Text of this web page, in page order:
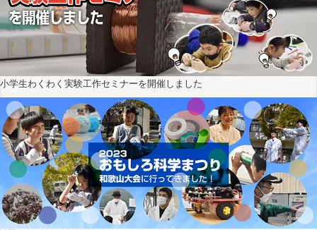
小学生わくわく実験工作セミナーを開催しました